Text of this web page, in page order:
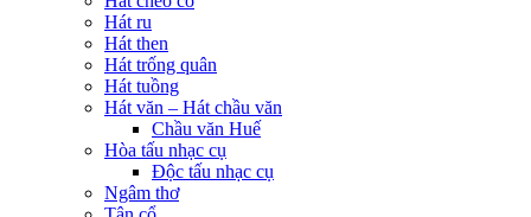
Hát ru
Hát then
Hát trống quân
Hát tuồng
Hát văn – Hát chầu văn
Chầu văn Huế
Hòa tấu nhạc cụ
Độc tấu nhạc cụ
Ngâm thơ